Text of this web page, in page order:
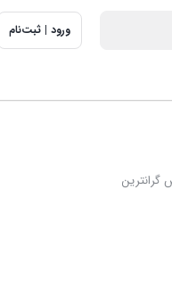
ورود | ثبت‌نام